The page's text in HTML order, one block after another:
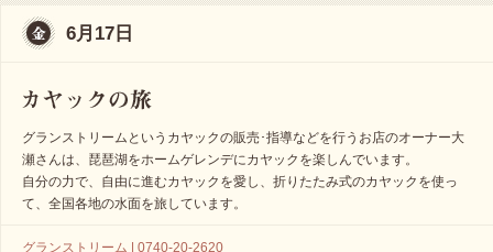
6月17日
グランストリームというカヤックの販売･指導などを行うお店のオーナー大
瀬さんは、琵琶湖をホームゲレンデにカヤックを楽しんでいます。
自分の力で、自由に進むカヤックを愛し、折りたたみ式のカヤックを使っ
て、全国各地の水面を旅しています。
グランストリーム | 0740-20-2620